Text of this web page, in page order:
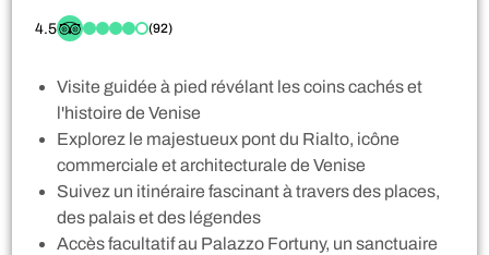
4.5 (92)
Visite guidée à pied révélant les coins cachés et
l'histoire de Venise
Explorez le majestueux pont du Rialto, icône
commerciale et architecturale de Venise
Suivez un itinéraire fascinant à travers des places,
des palais et des légendes
Accès facultatif au Palazzo Fortuny, un sanctuaire